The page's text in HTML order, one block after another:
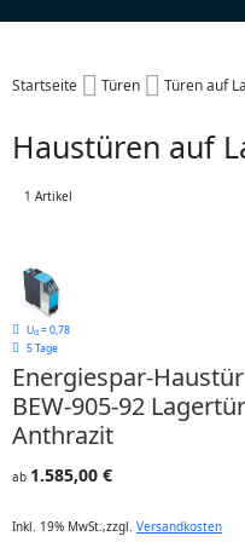
Startseite Türen Türen auf
Haustüren auf
1 Artikel
Ud = 0,78
5 Tage
Energiespar-Haustür
BEW-905-92 Lagertür
Anthrazit
ab 1.585,00 €
Inkl. 19% MwSt. ,zzgl. Versandkosten